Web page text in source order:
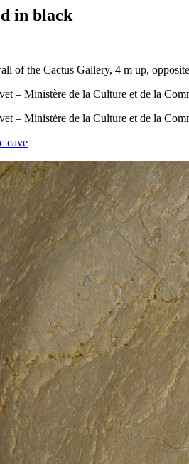
in black
of the Cactus Gallery, 4 m up,
– Ministère de la Culture et de la
– Ministère de la Culture et de la
cave